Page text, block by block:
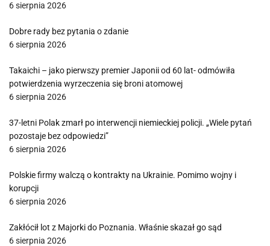
6 sierpnia 2026
Dobre rady bez pytania o zdanie
6 sierpnia 2026
Takaichi – jako pierwszy premier Japonii od 60 lat- odmówiła
potwierdzenia wyrzeczenia się broni atomowej
6 sierpnia 2026
37-letni Polak zmarł po interwencji niemieckiej policji. „Wiele pytań
pozostaje bez odpowiedzi”
6 sierpnia 2026
Polskie firmy walczą o kontrakty na Ukrainie. Pomimo wojny i
korupcji
6 sierpnia 2026
Zakłócił lot z Majorki do Poznania. Właśnie skazał go sąd
6 sierpnia 2026